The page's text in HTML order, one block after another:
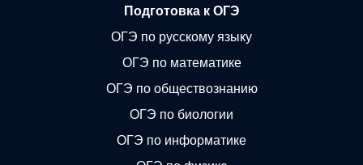
Подготовка к ОГЭ
ОГЭ по русскому языку
ОГЭ по математике
ОГЭ по обществознанию
ОГЭ по биологии
ОГЭ по информатике